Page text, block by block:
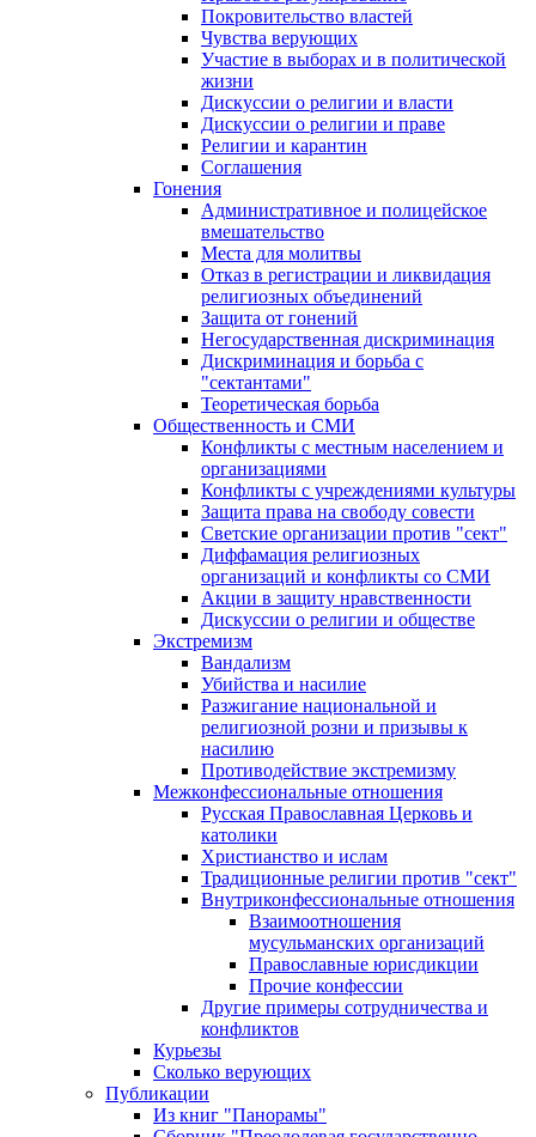
Покровительство властей
Чувства верующих
Участие в выборах и в политической
жизни
Дискуссии о религии и власти
Дискуссии о религии и праве
Религии и карантин
Соглашения
Гонения
Административное и полицейское
вмешательство
Места для молитвы
Отказ в регистрации и ликвидация
религиозных объединений
Защита от гонений
Негосударственная дискриминация
Дискриминация и борьба с
"сектантами"
Теоретическая борьба
Общественность и СМИ
Конфликты с местным населением и
организациями
Конфликты с учреждениями культуры
Защита права на свободу совести
Светские организации против "сект"
Диффамация религиозных
организаций и конфликты со СМИ
Акции в защиту нравственности
Дискуссии о религии и обществе
Экстремизм
Вандализм
Убийства и насилие
Разжигание национальной и
религиозной розни и призывы к
насилию
Противодействие экстремизму
Межконфессиональные отношения
Русская Православная Церковь и
католики
Христианство и ислам
Традиционные религии против "сект"
Внутриконфессиональные отношения
Взаимоотношения
мусульманских организаций
Православные юрисдикции
Прочие конфессии
Другие примеры сотрудничества и
конфликтов
Курьезы
Сколько верующих
Публикации
Из книг "Панорамы"